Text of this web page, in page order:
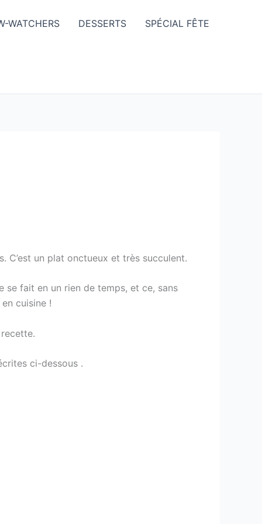
WATCHERS DESSERTS SPÉCIAL FÊTE
C’est un plat onctueux et très succulent.
fait en un rien de temps, et ce, sans
cuisine !
ci-dessous .